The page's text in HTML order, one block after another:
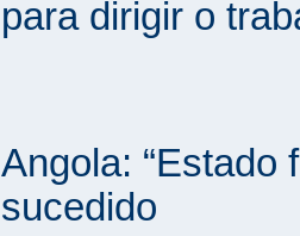
para dirigir o
Angola: “Estado
sucedido